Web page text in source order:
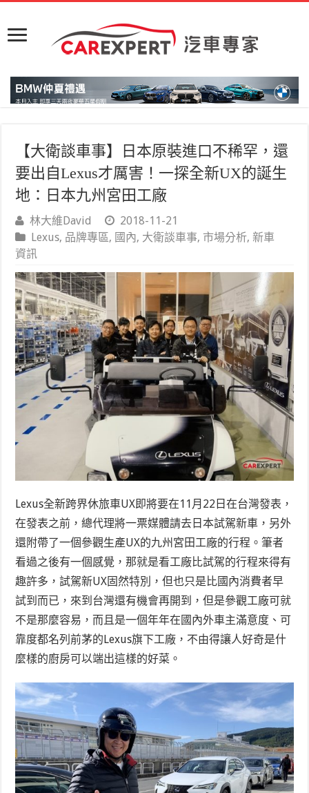
【大衛談車事】日本原裝進口不稀罕，還
要出自Lexus才厲害！一探全新UX的誕生
地：日本九州宮田工廠
林大維David
2018-11-21
Lexus, 品牌專區, 國內, 大衛談車事, 市場分析,新車
資訊
Lexus全新跨界休旅車UX即將要在11月22日在台灣發表，
在發表之前，總代理將一票媒體請去日本試駕新車，另外
還附帶了一個參觀生產UX的九州宮田工廠的行程。筆者
看過之後有一個感覺，那就是看工廠比試駕的行程來得有
趣許多，試駕新UX固然特別，但也只是比國內消費者早
試到而已，來到台灣還有機會再開到，但是參觀工廠可就
不是那麼容易，而且是一個年年在國內外車主滿意度、可
靠度都名列前茅的Lexus旗下工廠，不由得讓人好奇是什
麼樣的廚房可以端出這樣的好菜。